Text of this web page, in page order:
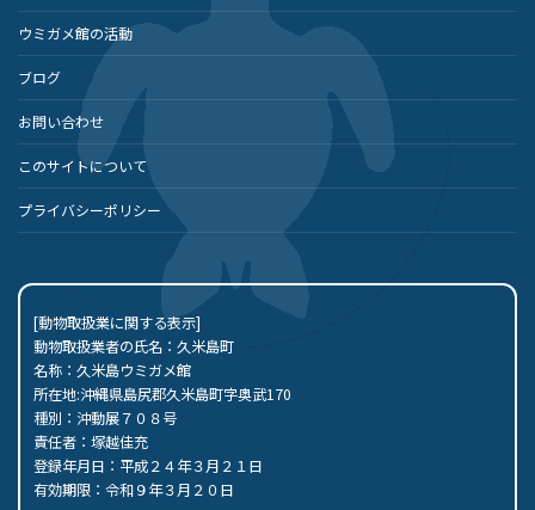
ウミガメ館の活動
ブログ
お問い合わせ
このサイトについて
プライバシーポリシー
[動物取扱業に関する表示]
動物取扱業者の氏名：久米島町
名称：久米島ウミガメ館
所在地:沖縄県島尻郡久米島町字奥武170
種別：沖動展７０８号
責任者：塚越佳充
登録年月日：平成２４年３月２１日
有効期限：令和９年３月２０日